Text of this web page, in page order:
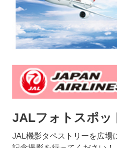
JALフォトスポッ
JAL機影タペストリーを広場